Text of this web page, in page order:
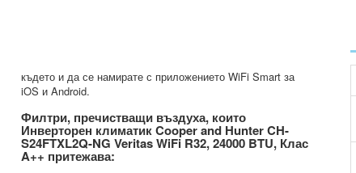
където и да се намирате с приложението WiFi Smart за
iOS и Android.
Филтри, пречистващи въздуха, които
Инверторен климатик Cooper and Hunter CH-
S24FTXL2Q-NG Veritas WiFi R32, 24000 BTU, Клас
A++ притежава: